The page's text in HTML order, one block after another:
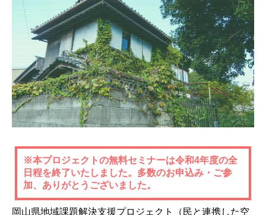
※本プロジェクトの無料セミナーは令和4年度の全
日程を終了いたしました。多数のお申込み・ご参
加、ありがとうございました。
岡山県地域課題解決支援プロジェクト（民と連携した空